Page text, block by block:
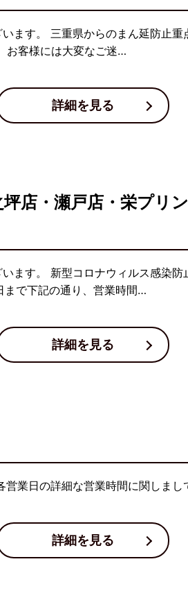
ます。 三重県からのまん延防止
お客様には大変なご迷…
詳細を見る
店・瀬戸店・栄プリ
ます。 新型コロナウィルス感染
まで下記の通り、営業時間…
詳細を見る
業日の詳細な営業時間に関しまし
詳細を見る